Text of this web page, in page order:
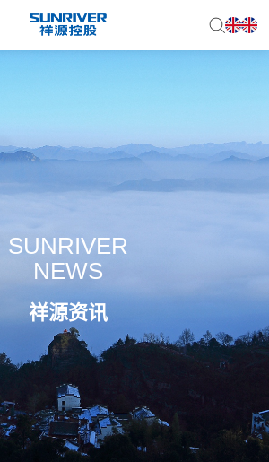
ENJP
SUNRIVER
NEWS
祥源资讯